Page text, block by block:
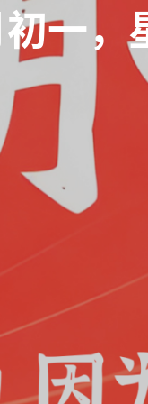
一，